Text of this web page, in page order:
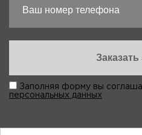
Заполняя форму вы
персональных данных